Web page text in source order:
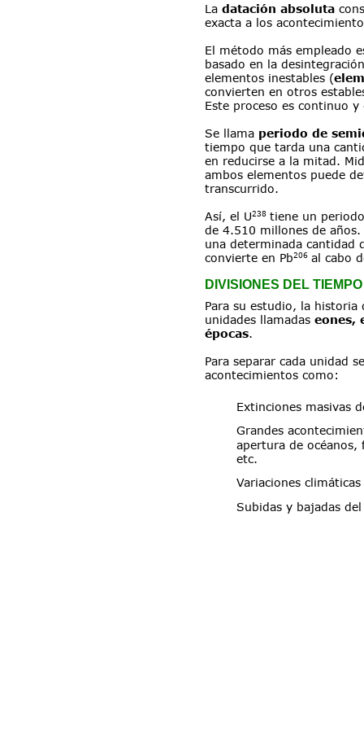
La datación absoluta
exacta a los
El método más empleado
basado en la
elementos inestables (
convierten en otros
Este proceso es continuo
Se llama periodo de
tiempo que tarda una
en reducirse a la mitad.
ambos elementos puede
transcurrido.
Así, el U238 tiene un
de 4.510 millones de
una determinada cantidad
convierte en Pb206 al cabo
DIVISIONES DEL
Para su estudio, la
unidades llamadas eones,
épocas.
Para separar cada unidad
acontecimientos como:
Extinciones masivas
Grandes
apertura de
etc.
Variaciones
Subidas y bajadas